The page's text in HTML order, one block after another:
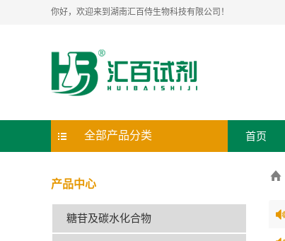
你好，欢迎来到湖南汇百侍生物科技有限公司！
全部产品分类 首页
产品中心
糖苷及碳水化合物